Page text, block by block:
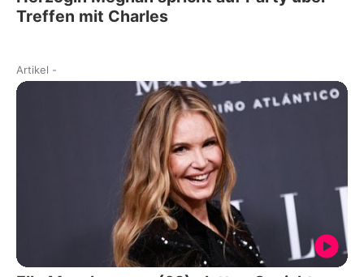
Treffen mit Charles
Artikel -